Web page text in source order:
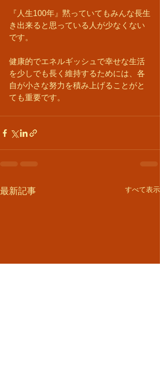
『人生100年』黙っていてもみんな長生
き出来ると思っている人が少なくない
です。
健康的でエネルギッシュで幸せな生活
を少しでも長く維持するためには、各
自が小さな努力を積み上げることがと
ても重要です。
最新記事 すべて表示